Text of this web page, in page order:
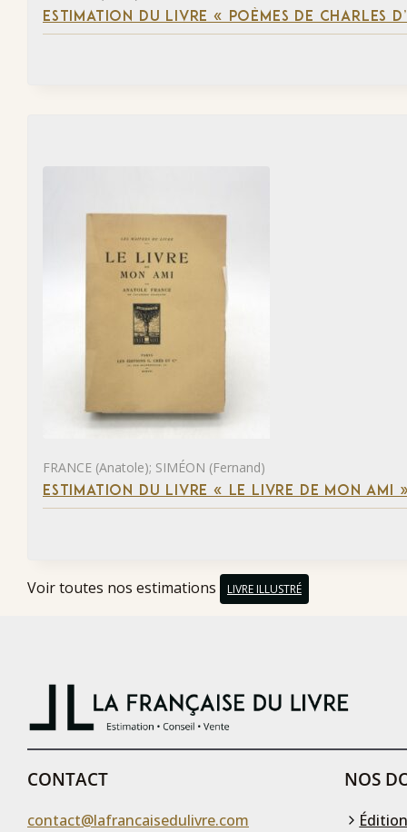
ESTIMATION DU LIVRE « POÈMES DE CHARLES
FRANCE (Anatole); SIMÉON (Fernand)
ESTIMATION DU LIVRE « LE LIVRE DE MON AMI
Voir toutes nos estimations LIVRE ILLUSTRÉ
CONTACT
contact@lafrancaisedulivre.com
NOS